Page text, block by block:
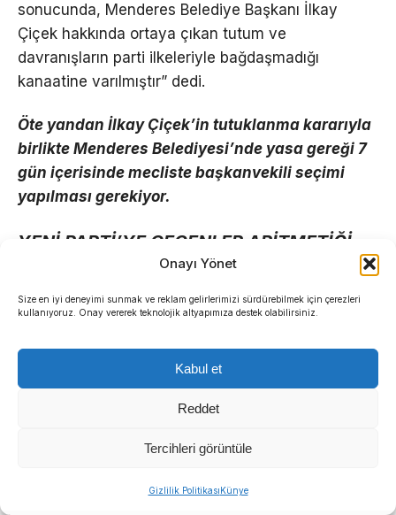
Onayı Yönet
Size en iyi deneyimi sunmak ve reklam gelirlerimizi sürdürebilmek için çerezleri
kullanıyoruz. Onay vererek teknolojik altyapımıza destek olabilirsiniz.
Kabul et
Reddet
Tercihleri görüntüle
Gizlilik PolitikasıKünye
sonucunda, Menderes Belediye Başkanı İlkay
Çiçek hakkında ortaya çıkan tutum ve
davranışların parti ilkeleriyle bağdaşmadığı
kanaatine varılmıştır” dedi.
Öte yandan İlkay Çiçek’in tutuklanma kararıyla
birlikte Menderes Belediyesi’nde yasa gereği 7
gün içerisinde mecliste başkanvekili seçimi
yapılması gerekiyor.
YENİ PARTİ’YE GEÇENLER ARİTMETİĞİ
Belediye Başkanı Çiçek ile birlikte Meclis üyeleri
belediye meclisindeki sandalye dağılımını baştan
aşağı değiştirdi.
CHP’de 10 üyenin YENİ Parti’ye geçmesi ve
düştü. YENİ Parti’nin 10 meclis üyesine sahip